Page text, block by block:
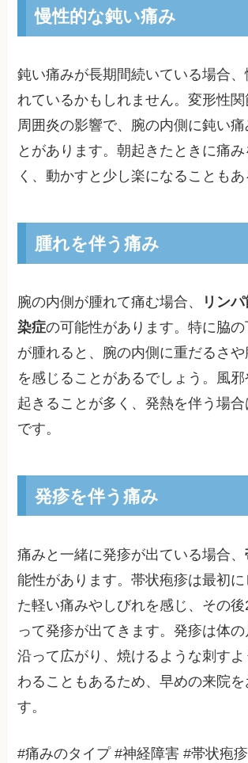
慢性的な鈍い痛み
鈍い痛みが長期間続いている場合
れているかもしれません。変形性
周囲炎の影響で、腕の内側に鈍い
とがあります。朝起きたときに痛
く、動かすと少し楽になることもあ
腫れを伴う痛み
腕の内側が腫れて痛む場合、
リン
染症の可能性があります。特に脇
が腫れると、腕の内側に重だるさや
を感じることがあるでしょう。風
起きることが多く、発熱を伴う場
です。
発疹を伴う痛み
痛みと一緒に発疹が出ている場合、
能性があります。帯状疱疹は最初に
た軽い痛みやしびれを感じ、その
って発疹が出てきます。発疹は体
沿って広がり、焼けるような刺す
わることもあるため、早めの来院を
す。
#痛みのタイプ #神経障害 #帯状疱